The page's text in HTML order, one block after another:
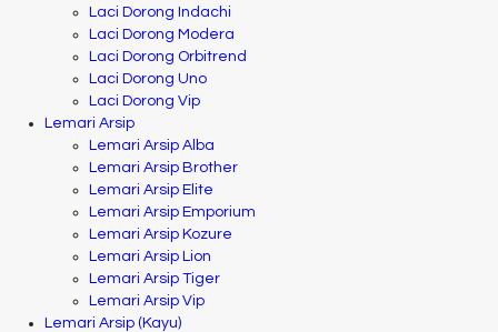
Laci Dorong Indachi
Laci Dorong Modera
Laci Dorong Orbitrend
Laci Dorong Uno
Laci Dorong Vip
Lemari Arsip
Lemari Arsip Alba
Lemari Arsip Brother
Lemari Arsip Elite
Lemari Arsip Emporium
Lemari Arsip Kozure
Lemari Arsip Lion
Lemari Arsip Tiger
Lemari Arsip Vip
Lemari Arsip (Kayu)